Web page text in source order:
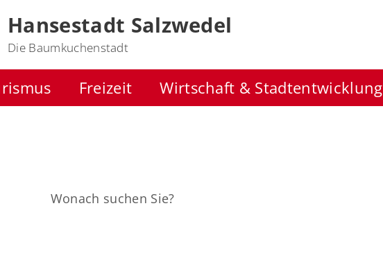
Hansestadt Salzwedel
Die Baumkuchenstadt
Freizeit Wirtschaft & Stadtentwicklung